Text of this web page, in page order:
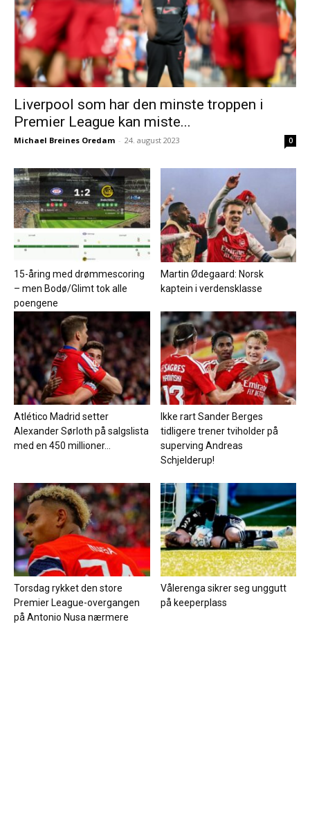
Liverpool som har den minste troppen i
Premier League kan miste...
Michael Breines Oredam - 24. august 2023 0
15-åring med drømmescoring
– men Bodø/Glimt tok alle
poengene
Martin Ødegaard: Norsk
kaptein i verdensklasse
Atlético Madrid setter
Alexander Sørloth på salgslista
med en 450 millioner...
Ikke rart Sander Berges
tidligere trener tviholder på
superving Andreas
Schjelderup!
Torsdag rykket den store
Premier League-overgangen
på Antonio Nusa nærmere
Vålerenga sikrer seg unggutt
på keeperplass